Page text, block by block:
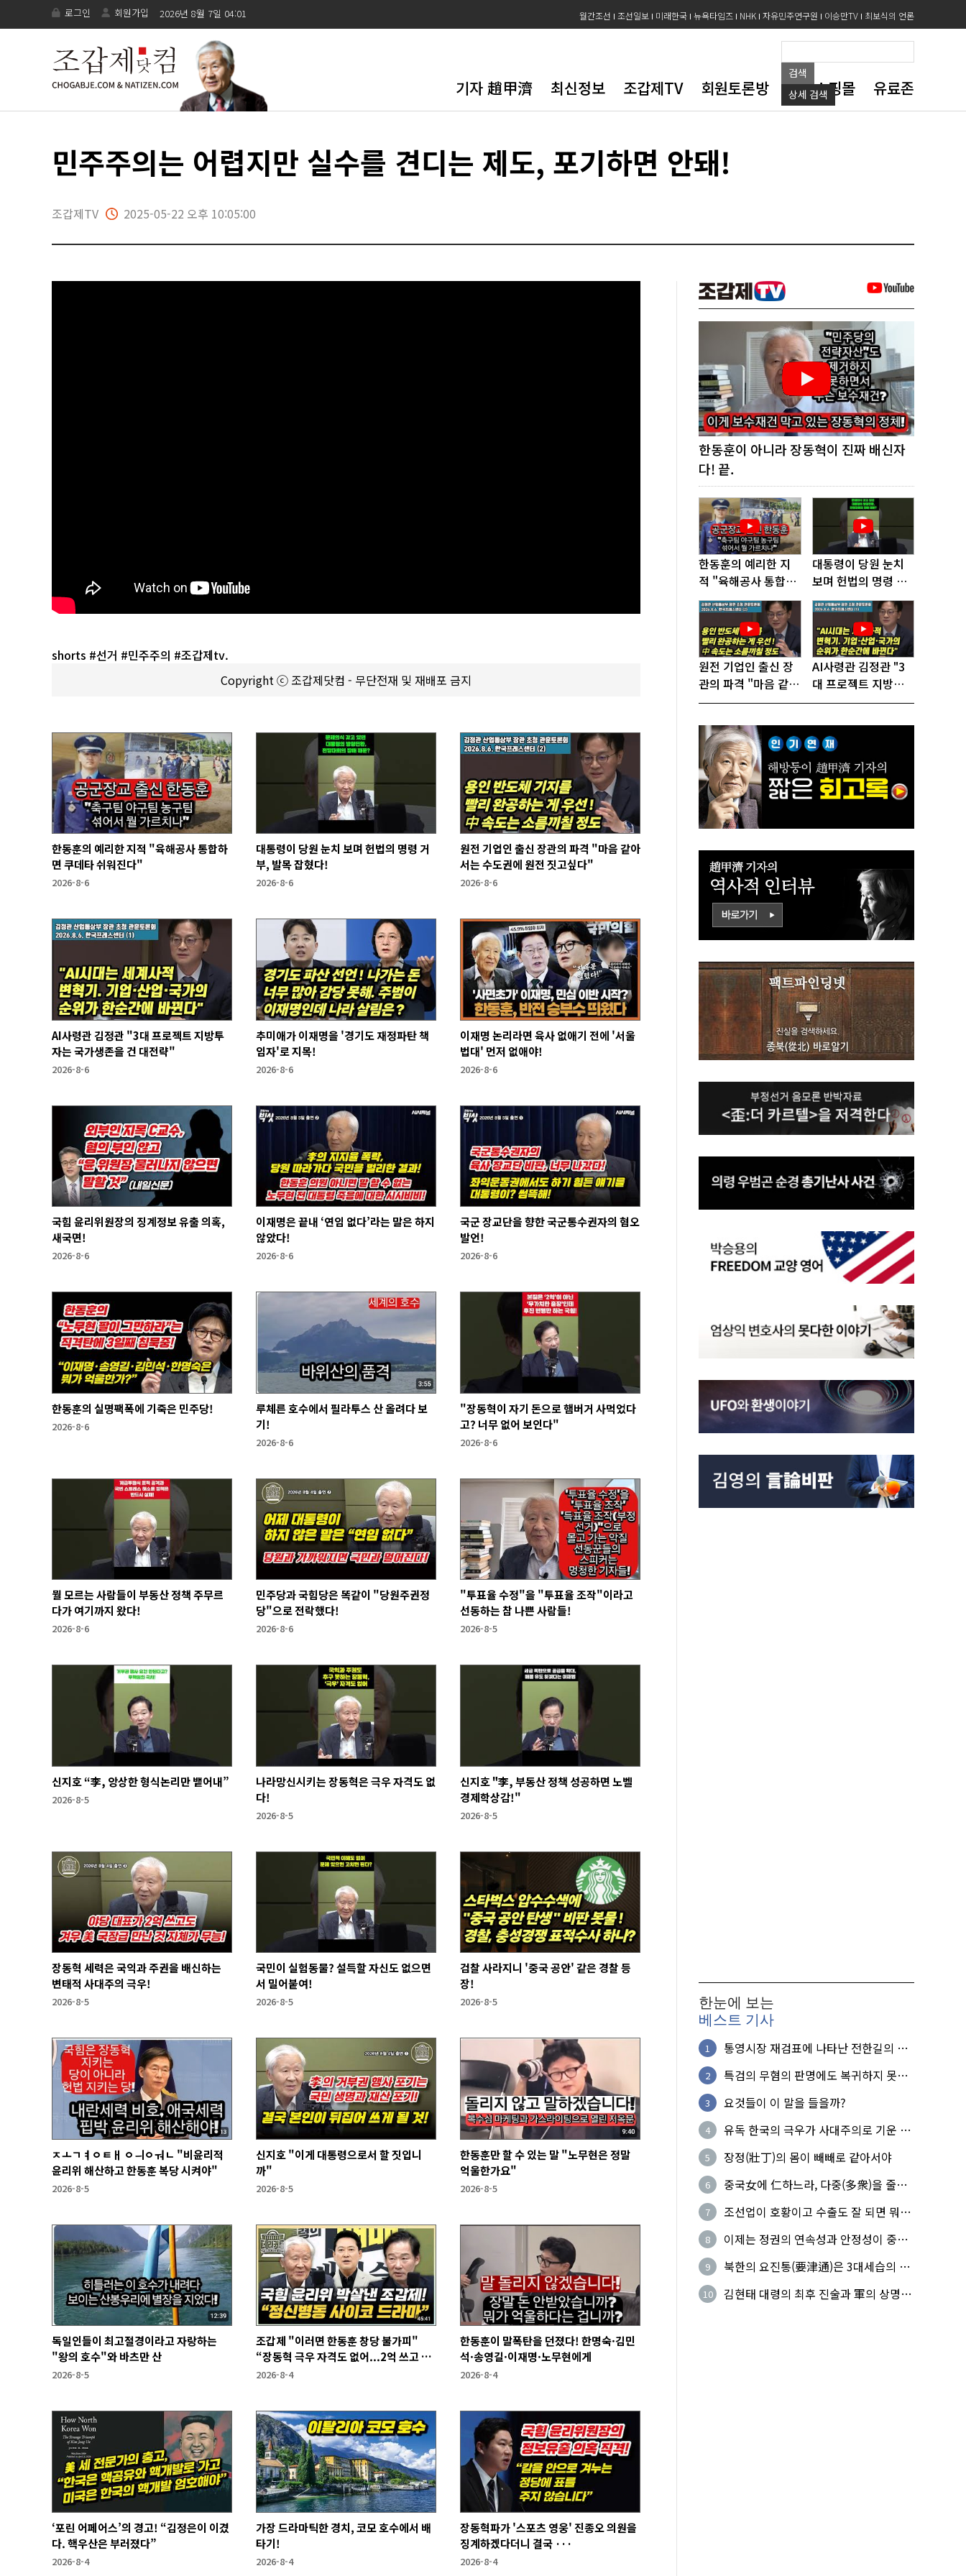
로그인 회원가입 2026년 8월 7일 04:01 월간조선 조선일보 미래한국 뉴욕타임즈 NHK 자유민주연구원 이승만TV 최보식의 언론
검색
상세 검색
기자 趙甲濟 최신정보 조갑제TV 회원토론방 도서쇼핑몰 유료존
민주주의는 어렵지만 실수를 견디는 제도, 포기하면 안돼!
조갑제TV 2025-05-22 오후 10:05:00
shorts #선거 #민주주의 #조갑제tv.
Copyright ⓒ 조갑제닷컴 - 무단전재 및 재배포 금지
한동훈의 예리한 지적 "육해공사 통합하
면 쿠데타 쉬워진다"
2026-8-6
대통령이 당원 눈치 보며 헌법의 명령 거
부, 발목 잡혔다!
2026-8-6
원전 기업인 출신 장관의 파격 "마음 같아
서는 수도권에 원전 짓고싶다"
2026-8-6
AI사령관 김정관 "3대 프로젝트 지방투
자는 국가생존을 건 대전략"
2026-8-6
추미애가 이재명을 '경기도 재정파탄 책
임자'로 지목!
2026-8-6
이재명 논리라면 육사 없애기 전에 '서울
법대' 먼저 없애야!
2026-8-6
국힘 윤리위원장의 징계정보 유출 의혹,
새국면!
2026-8-6
이재명은 끝내 ‘연임 없다’라는 말은 하지
않았다!
2026-8-6
국군 장교단을 향한 국군통수권자의 혐오
발언!
2026-8-6
한동훈의 실명팩폭에 기죽은 민주당!
2026-8-6
루체른 호수에서 필라투스 산 올려다 보
기!
2026-8-6
"장동혁이 자기 돈으로 햄버거 사먹었다
고? 너무 없어 보인다"
2026-8-6
뭘 모르는 사람들이 부동산 정책 주무르
다가 여기까지 왔다!
2026-8-6
민주당과 국힘당은 똑같이 "당원주권정
당"으로 전락했다!
2026-8-6
"투표율 수정"을 "투표율 조작"이라고
선동하는 참 나쁜 사람들!
2026-8-5
신지호 “李, 앙상한 형식논리만 뱉어내”
2026-8-5
나라망신시키는 장동혁은 극우 자격도 없
다!
2026-8-5
신지호 "李, 부동산 정책 성공하면 노벨
경제학상감!"
2026-8-5
장동혁 세력은 국익과 주권을 배신하는
변태적 사대주의 극우!
2026-8-5
국민이 실험동물? 설득할 자신도 없으면
서 밀어붙여!
2026-8-5
검찰 사라지니 '중국 공안' 같은 경찰 등
장!
2026-8-5
ㅈㅗㄱㅕㅇㅌㅐ ㅇㅢㅇㅝㄴ "비윤리적
윤리위 해산하고 한동훈 복당 시켜야"
2026-8-5
신지호 "이게 대통령으로서 할 짓입니
까"
2026-8-5
한동훈만 할 수 있는 말 "노무현은 정말
억울한가요"
2026-8-5
독일인들이 최고절경이라고 자랑하는
"왕의 호수"와 바츠만 산
2026-8-5
조갑제 "이러면 한동훈 창당 불가피"
“장동혁 극우 자격도 없어...2억 쓰고 성
과 없어”
2026-8-4
한동훈이 말폭탄을 던졌다! 한명숙·김민
석·송영길·이재명·노무현에게
2026-8-4
‘포린 어페어스’의 경고! “김정은이 이겼
다. 핵우산은 부러졌다”
2026-8-4
가장 드라마틱한 경치, 코모 호수에서 배
타기!
2026-8-4
장동혁파가 '스포츠 영웅' 진종오 의원을
징계하겠다더니 결국 ···
2026-8-4
한동훈이 아니라 장동혁이 진짜 배신자
다! 끝.
한동훈의 예리한 지
적 "육해공사 통합하
면 쿠데타 쉬워진다"
대통령이 당원 눈치
보며 헌법의 명령 거
부, 발목 잡혔다!
원전 기업인 출신 장
관의 파격 "마음 같아
서는 수도권에 원전
AI사령관 김정관 "3
대 프로젝트 지방투
자는 국가생존을 건
한눈에 보는
베스트 기사
1
통영시장 재검표에 나타난 전한길의 무
2
특검의 무혐의 판명에도 복귀하지 못한
3 요것들이 이 말을 들을까?
4
유독 한국의 극우가 사대주의로 기운 이
5 장정(壯丁)의 몸이 빼빼로 같아서야
6
중국女에 仁하느라, 다중(多衆)을 줄세
7
조선업이 호황이고 수출도 잘 되면 뭐하
8
이제는 정권의 연속성과 안정성이 중요
9
북한의 요진통(要津通)은 3대세습의 사
10
김현태 대령의 최후 진술과 軍의 상명하